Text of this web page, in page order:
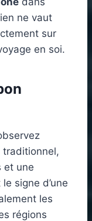
ne vaut
sur
en soi.
traditionnel,
et une
signe d’une
les
régions